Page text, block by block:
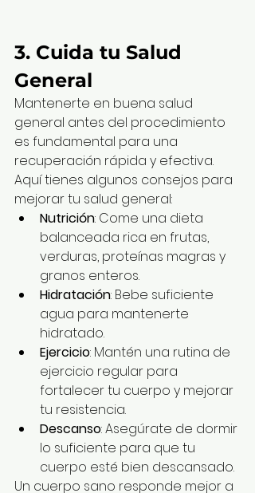
3. Cuida tu Salud
General
Mantenerte en buena salud
general antes del procedimiento
es fundamental para una
recuperación rápida y efectiva.
Aquí tienes algunos consejos para
mejorar tu salud general:
Nutrición: Come una dieta
balanceada rica en frutas,
verduras, proteínas magras y
granos enteros.
Hidratación: Bebe suficiente
agua para mantenerte
hidratado.
Ejercicio: Mantén una rutina de
ejercicio regular para
fortalecer tu cuerpo y mejorar
tu resistencia.
Descanso: Asegúrate de dormir
lo suficiente para que tu
cuerpo esté bien descansado.
Un cuerpo sano responde mejor a